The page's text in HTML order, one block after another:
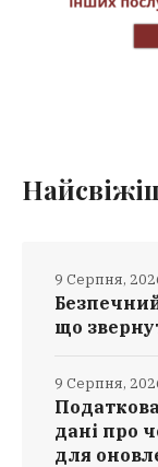
що
9 Серпня,
дані про
для
9 Серпня,